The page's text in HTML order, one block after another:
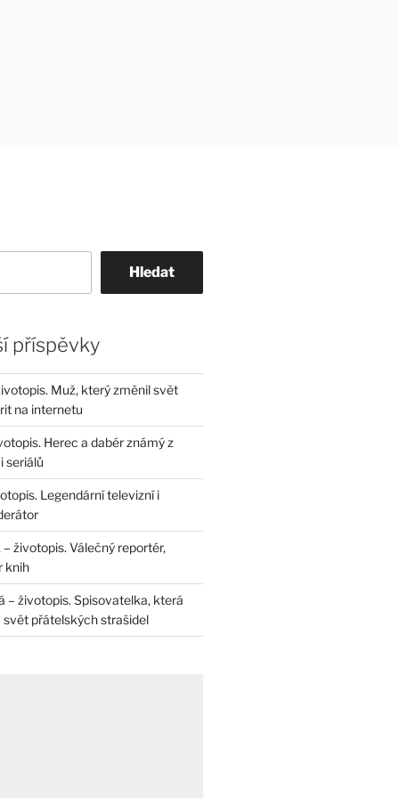
Hledat
příspěvky
Muž, který změnil svět
na internetu
Herec a dabér známý z
seriálů
Legendární televizní i
životopis. Válečný reportér,
knih
– životopis. Spisovatelka, která
přátelských strašidel